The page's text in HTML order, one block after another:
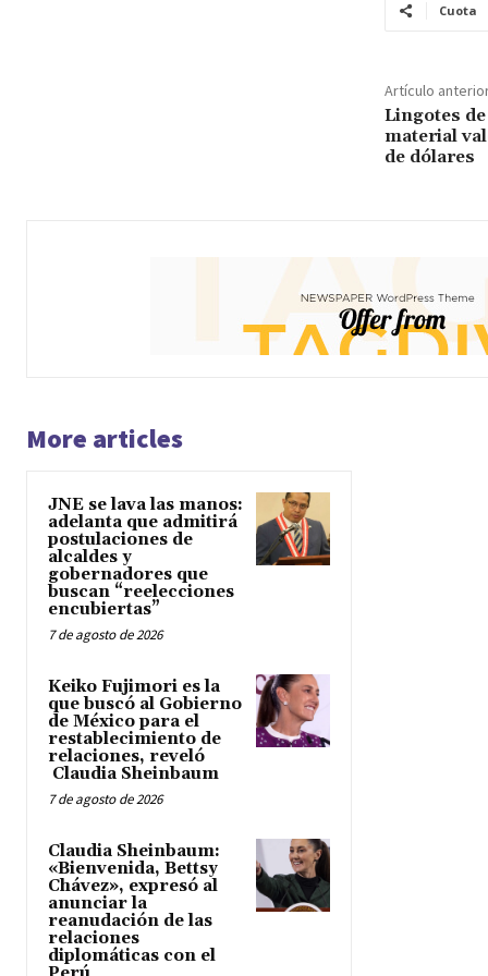
Cuota
Artículo
Lingotes
material
de dólares
More articles
JNE se lava las manos:
adelanta que admitirá
postulaciones de
alcaldes y
gobernadores que
buscan “reelecciones
encubiertas”
7 de agosto de 2026
Keiko Fujimori es la
que buscó al Gobierno
de México para el
restablecimiento de
relaciones, reveló
Claudia Sheinbaum
7 de agosto de 2026
Claudia Sheinbaum:
«Bienvenida, Bettsy
Chávez», expresó al
anunciar la
reanudación de las
relaciones
diplomáticas con el